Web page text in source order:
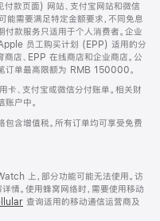
付款页面) 网站、支付宝网站和微信
能需要满足特定金额要求，不同免息
付款服务只适用于个人消费者。企业
员工购买计划 (EPP) 适用的分
店、EPP 在线商店和企业商店。公
订单最高限额为 RMB 150000。
卡、支付宝或微信分付账单。相关财
户中。
包含增值税。所有订单均可享受免费
上，部分功能可能无法使用。访
详情。使用蜂窝网络时，需要使用移动
查询适用的移动通信运营商及